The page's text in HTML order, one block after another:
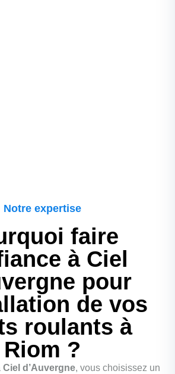
Notre expertise
faire
à Ciel
pour
de vos
roulants à
Riom ?
Ciel d’Auvergne, vous choisissez un